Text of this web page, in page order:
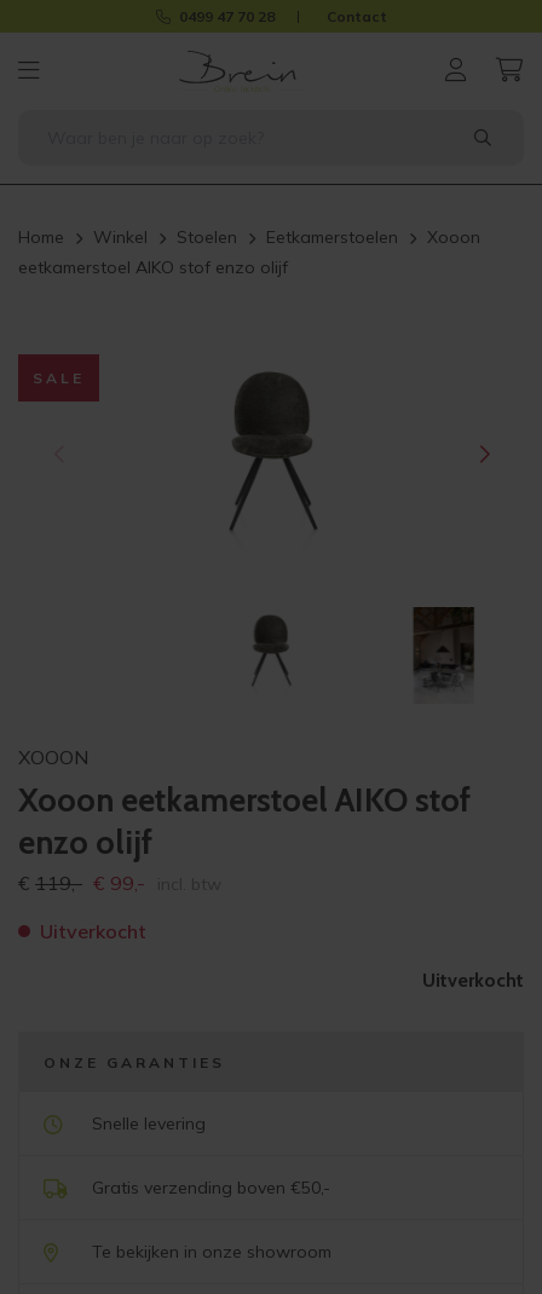
0499 47 70 28 Contact
Home Winkel Stoelen Eetkamerstoelen
Xooon
eetkamerstoel AIKO stof enzo olijf
SALE
XOOON
Xooon eetkamerstoel AIKO stof
enzo olijf
€ 119,- Oorspronkelijke
was:
€ 99,-
is:
Uitverkocht
Uitverkocht
ONZE GARANTIES
Snelle levering
Gratis verzending boven €50,-
Te bekijken in onze showroom